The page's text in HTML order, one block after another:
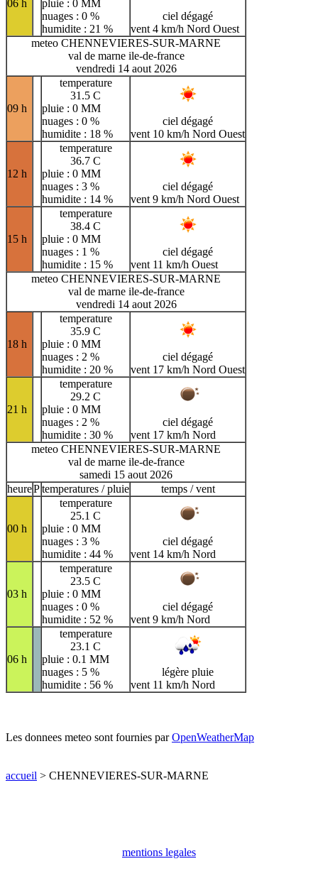
06 h
pluie : 0 MM
nuages : 0 %
humidite : 21 %
ciel dégagé
vent 4 km/h Nord Ouest
meteo CHENNEVIERES-SUR-MARNE
val de marne ile-de-france
vendredi 14 aout 2026
09 h
temperature
31.5 C
pluie : 0 MM
nuages : 0 %
humidite : 18 %
ciel dégagé
vent 10 km/h Nord Ouest
12 h
temperature
36.7 C
pluie : 0 MM
nuages : 3 %
humidite : 14 %
ciel dégagé
vent 9 km/h Nord Ouest
15 h
temperature
38.4 C
pluie : 0 MM
nuages : 1 %
humidite : 15 %
ciel dégagé
vent 11 km/h Ouest
meteo CHENNEVIERES-SUR-MARNE
val de marne ile-de-france
vendredi 14 aout 2026
18 h
temperature
35.9 C
pluie : 0 MM
nuages : 2 %
humidite : 20 %
ciel dégagé
vent 17 km/h Nord Ouest
21 h
temperature
29.2 C
pluie : 0 MM
nuages : 2 %
humidite : 30 %
ciel dégagé
vent 17 km/h Nord
meteo CHENNEVIERES-SUR-MARNE
val de marne ile-de-france
samedi 15 aout 2026
heurePtemperatures / pluie temps / vent
00 h
temperature
25.1 C
pluie : 0 MM
nuages : 3 %
humidite : 44 %
ciel dégagé
vent 14 km/h Nord
03 h
temperature
23.5 C
pluie : 0 MM
nuages : 0 %
humidite : 52 %
ciel dégagé
vent 9 km/h Nord
06 h
temperature
23.1 C
pluie : 0.1 MM
nuages : 5 %
humidite : 56 %
légère pluie
vent 11 km/h Nord
Les donnees meteo sont fournies parOpenWeatherMap
accueil > CHENNEVIERES-SUR-MARNE
mentions legales